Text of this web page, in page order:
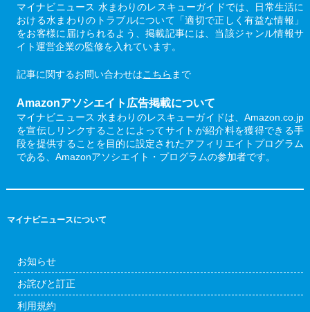
マイナビニュース 水まわりのレスキューガイドでは、日常生活に
おける水まわりのトラブルについて「適切で正しく有益な情報」
をお客様に届けられるよう、掲載記事には、当該ジャンル情報サ
イト運営企業の監修を入れています。
記事に関するお問い合わせはこちら まで
Amazonアソシエイト広告掲載について
マイナビニュース 水まわりのレスキューガイドは、Amazon.co.jp
を宣伝しリンクすることによってサイトが紹介料を獲得できる手
段を提供することを目的に設定されたアフィリエイトプログラム
である、Amazonアソシエイト・プログラムの参加者です。
マイナビニュースについて
お知らせ
お詫びと訂正
利用規約